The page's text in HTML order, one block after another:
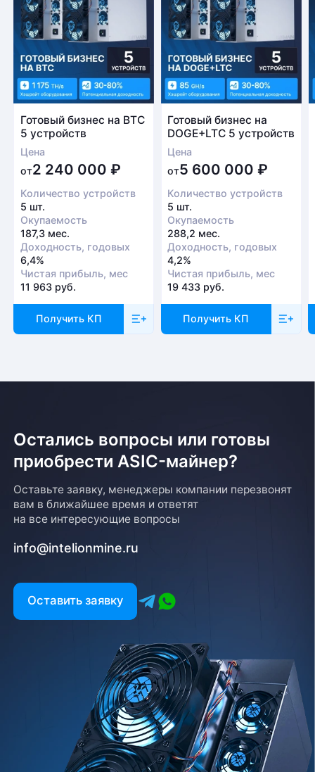
Готовый бизнес на BTC
5 устройств
Цена
от2 240 000 ₽
Количество устройств
5 шт.
Окупаемость
187,3 мес.
Доходность, годовых
6,4%
Чистая прибыль, мес
11 963 руб.
Получить КП
Готовый бизнес на
DOGE+LTC 5 устройств
Цена
от5 600 000₽
Количество устройств
5 шт.
Окупаемость
288,2 мес.
Доходность, годовых
4,2%
Чистая прибыль, мес
19 433 руб.
Получить КП
Остались вопросы или готовы
приобрести ASIC-майнер?
Оставьте заявку, менеджеры компании перезвонят
вам в ближайшее время и ответят
на все интересующие вопросы
info@intelionmine.ru
Оставить заявку